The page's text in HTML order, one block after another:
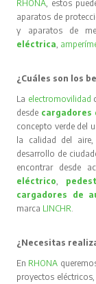
RHONA, estos
aparatos de
y aparatos de
eléctrica,
¿Cuáles son los
La electromovilidad
desde cargadores
concepto verde del
la calidad del
desarrollo de
encontrar desde
eléctrico,
cargadores de
marca LINCHR.
¿Necesitas
En RHONA
proyectos